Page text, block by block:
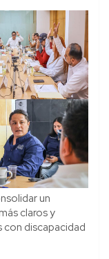
un
claros y
con discapacidad